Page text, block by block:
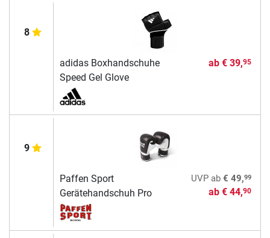
8
adidas Boxhandschuhe
Speed Gel Glove
ab € 39,95
9
Paffen Sport
Gerätehandschuh Pro
UVPab € 49,99
ab € 44,90